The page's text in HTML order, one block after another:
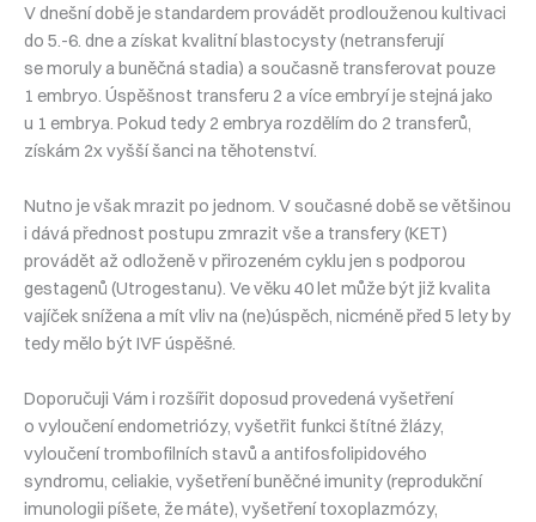
V dnešní době je standardem provádět prodlouženou kultivaci
do 5.-6. dne a získat kvalitní blastocysty (netransferují
se moruly a buněčná stadia) a současně transferovat pouze
1 embryo. Úspěšnost transferu 2 a více embryí je stejná jako
u 1 embrya. Pokud tedy 2 embrya rozdělím do 2 transferů,
získám 2x vyšší šanci na těhotenství.
Nutno je však mrazit po jednom. V současné době se většinou
i dává přednost postupu zmrazit vše a transfery (KET)
provádět až odloženě v přirozeném cyklu jen s podporou
gestagenů (Utrogestanu). Ve věku 40 let může být již kvalita
vajíček snížena a mít vliv na (ne)úspěch, nicméně před 5 lety by
tedy mělo být IVF úspěšné.
Doporučuji Vám i rozšířit doposud provedená vyšetření
o vyloučení endometriózy, vyšetřit funkci štítné žlázy,
vyloučení trombofilních stavů a antifosfolipidového
syndromu, celiakie, vyšetření buněčné imunity (reprodukční
imunologii píšete, že máte), vyšetření toxoplazmózy,